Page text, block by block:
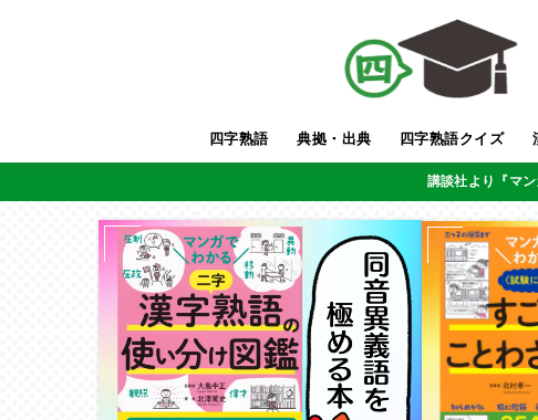
四字熟語 典拠・出典 四字熟語クイズ
講談社より『マ